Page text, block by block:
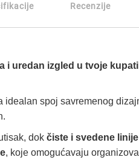
Recenzije
i uredan izgled u tvoje
spoj savremenog
dok čiste i svedene linije
, koje omogućavaju